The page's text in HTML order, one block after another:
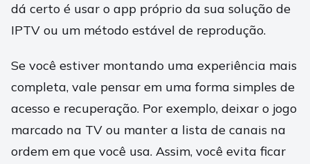
dá certo é usar o app próprio da sua solução de
IPTV ou um método estável de reprodução.
Se você estiver montando uma experiência mais
completa, vale pensar em uma forma simples de
acesso e recuperação. Por exemplo, deixar o jogo
marcado na TV ou manter a lista de canais na
ordem em que você usa. Assim, você evita ficar